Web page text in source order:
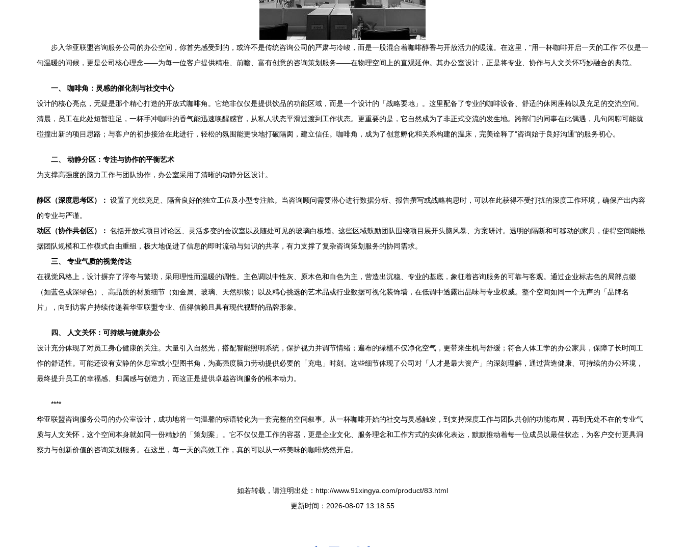
步入华亚联盟咨询服务公司的办公空间，你首先感受到的，或许不是传统咨询公司的严肃与冷峻，而是一股混合着咖啡醇香与开放活力的暖流。在这里，"用一杯咖啡开启一天的工作"不仅是一
句温暖的问候，更是公司核心理念——为每一位客户提供精准、前瞻、富有创意的咨询策划服务——在物理空间上的直观延伸。其办公室设计，正是将专业、协作与人文关怀巧妙融合的典范。
一、 咖啡角：灵感的催化剂与社交中心
设计的核心亮点，无疑是那个精心打造的开放式咖啡角。它绝非仅仅是提供饮品的功能区域，而是一个设计的「战略要地」。这里配备了专业的咖啡设备、舒适的休闲座椅以及充足的交流空间。
清晨，员工在此处短暂驻足，一杯手冲咖啡的香气能迅速唤醒感官，从私人状态平滑过渡到工作状态。更重要的是，它自然成为了非正式交流的发生地。跨部门的同事在此偶遇，几句闲聊可能就
碰撞出新的项目思路；与客户的初步接洽在此进行，轻松的氛围能更快地打破隔阂，建立信任。咖啡角，成为了创意孵化和关系构建的温床，完美诠释了"咨询始于良好沟通"的服务初心。
二、 动静分区：专注与协作的平衡艺术
为支撑高强度的脑力工作与团队协作，办公室采用了清晰的动静分区设计。
静区（深度思考区）： 设置了光线充足、隔音良好的独立工位及小型专注舱。当咨询顾问需要潜心进行数据分析、报告撰写或战略构思时，可以在此获得不受打扰的深度工作环境，确保产出内容
的专业与严谨。
动区（协作共创区）： 包括开放式项目讨论区、灵活多变的会议室以及随处可见的玻璃白板墙。这些区域鼓励团队围绕项目展开头脑风暴、方案研讨。透明的隔断和可移动的家具，使得空间能根
据团队规模和工作模式自由重组，极大地促进了信息的即时流动与知识的共享，有力支撑了复杂咨询策划服务的协同需求。
三、 专业气质的视觉传达
在视觉风格上，设计摒弃了浮夸与繁琐，采用理性而温暖的调性。主色调以中性灰、原木色和白色为主，营造出沉稳、专业的基底，象征着咨询服务的可靠与客观。通过企业标志色的局部点缀
（如蓝色或深绿色）、高品质的材质细节（如金属、玻璃、天然织物）以及精心挑选的艺术品或行业数据可视化装饰墙，在低调中透露出品味与专业权威。整个空间如同一个无声的「品牌名
片」，向到访客户持续传递着华亚联盟专业、值得信赖且具有现代视野的品牌形象。
四、 人文关怀：可持续与健康办公
设计充分体现了对员工身心健康的关注。大量引入自然光，搭配智能照明系统，保护视力并调节情绪；遍布的绿植不仅净化空气，更带来生机与舒缓；符合人体工学的办公家具，保障了长时间工
作的舒适性。可能还设有安静的休息室或小型图书角，为高强度脑力劳动提供必要的「充电」时刻。这些细节体现了公司对「人才是最大资产」的深刻理解，通过营造健康、可持续的办公环境，
最终提升员工的幸福感、归属感与创造力，而这正是提供卓越咨询服务的根本动力。
****
华亚联盟咨询服务公司的办公室设计，成功地将一句温馨的标语转化为一套完整的空间叙事。从一杯咖啡开始的社交与灵感触发，到支持深度工作与团队共创的功能布局，再到无处不在的专业气
质与人文关怀，这个空间本身就如同一份精妙的「策划案」。它不仅仅是工作的容器，更是企业文化、服务理念和工作方式的实体化表达，默默推动着每一位成员以最佳状态，为客户交付更具洞
察力与创新价值的咨询策划服务。在这里，每一天的高效工作，真的可以从一杯美味的咖啡悠然开启。
如若转载，请注明出处：http://www.91xingya.com/product/83.html
更新时间：2026-08-07 13:18:55